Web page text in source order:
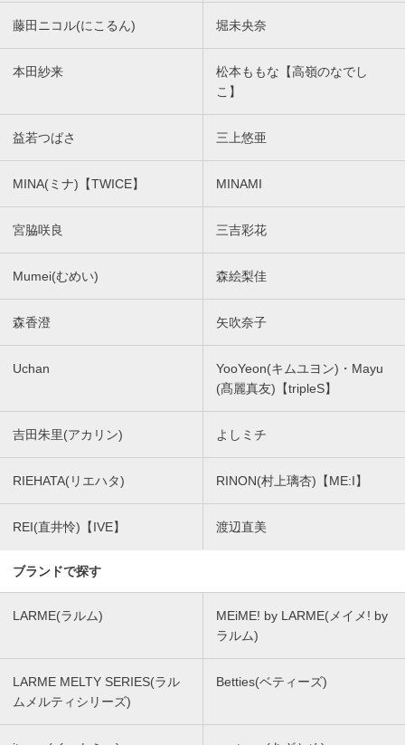
藤田ニコル(にこるん) 堀未央奈
本田紗来
松本ももな【高嶺のなでし
こ】
益若つばさ 三上悠亜
MINA(ミナ)【TWICE】 MINAMI
宮脇咲良 三吉彩花
Mumei(むめい) 森絵梨佳
森香澄 矢吹奈子
Uchan
YooYeon(キムユヨン)・Mayu
(髙麗真友)【tripleS】
吉田朱里(アカリン) よしミチ
RIEHATA(リエハタ) RINON(村上璃杏)【ME:I】
REI(直井怜)【IVE】 渡辺直美
ブランドで探す
LARME(ラルム)
MEiME! by LARME(メイメ! by
ラルム)
LARME MELTY SERIES(ラル
ムメルティシリーズ)
Betties(ベティーズ)